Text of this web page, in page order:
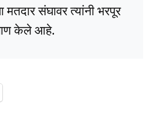
संघावर त्यांनी भरपूर
केले आहे.